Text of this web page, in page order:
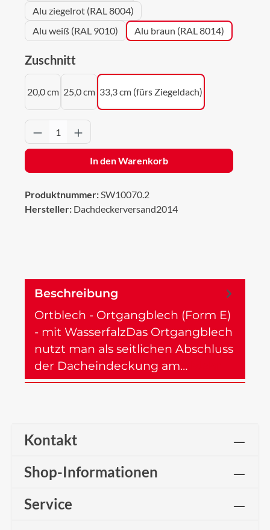
Alu ziegelrot (RAL 8004)
Alu weiß (RAL 9010)
Alu braun (RAL 8014)
Zuschnitt
20,0 cm 25,0 cm 33,3 cm (fürs Ziegeldach)
Produkt Anzahl: Gib den gewünschten
In den Warenkorb
Produktnummer:SW10070.2
Hersteller: Dachdeckerversand2014
Beschreibung
Ortblech - Ortgangblech (Form E)
- mit WasserfalzDas Ortgangblech
nutzt man als seitlichen Abschluss
der Dacheindeckung am…
Kontakt
Shop-Informationen
Service